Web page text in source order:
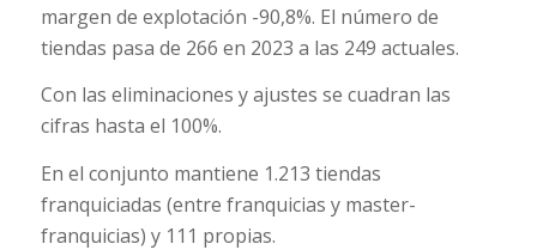
margen de explotación -90,8%. El número de
tiendas pasa de 266 en 2023 a las 249 actuales.
Con las eliminaciones y ajustes se cuadran las
cifras hasta el 100%.
En el conjunto mantiene 1.213 tiendas
franquiciadas (entre franquicias y master-
franquicias) y 111 propias.